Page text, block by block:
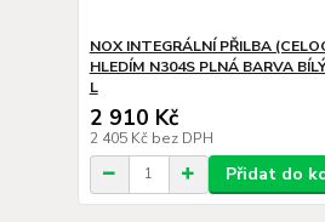
NOX INTEGRÁLNÍ PŘILBA
HLEDÍM N304S PLNÁ BARVA
L
2 910 Kč
2 405 Kč bez DPH
Přidat do